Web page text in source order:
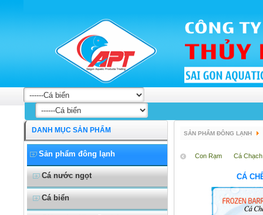
SẢN PHẨM ĐÔNG LẠNH
Con Rạm Cá
CÁ
DANH MỤC SẢN PHẨM
Sản phẩm đông lạnh
Cá nước ngọt
Cá biển